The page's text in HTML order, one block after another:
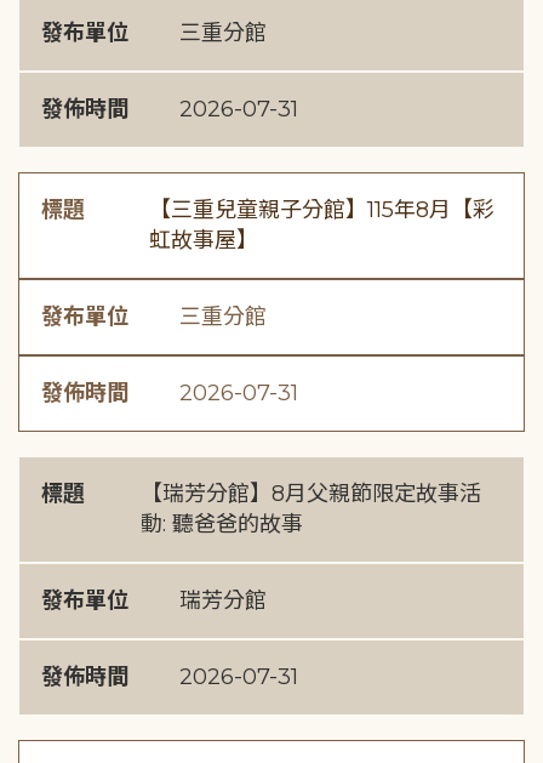
發布單位 三重分館
發佈時間 2026-07-31
標題
【三重兒童親子分館】115年8月【彩
虹故事屋】
發布單位 三重分館
發佈時間 2026-07-31
標題
【瑞芳分館】8月父親節限定故事活
動: 聽爸爸的故事
發布單位 瑞芳分館
發佈時間 2026-07-31